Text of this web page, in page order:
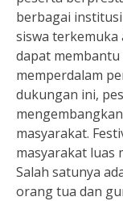
berbagai
siswa
dapat
memperdalam
dukungan ini,
masyarakat.
masyarakat luas
Salah satunya
orang tua dan